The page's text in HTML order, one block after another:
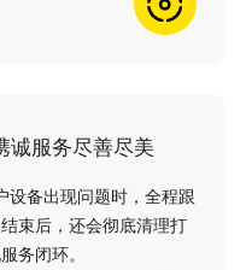
诚服务尽善尽美
设备出现问题时，全程跟
束后，还会彻底清理打
务闭环。